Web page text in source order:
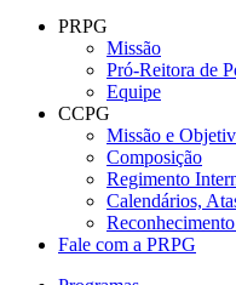
PRPG
Missão
Pró-Reitora de
Equipe
CCPG
Missão e
Composição
Regimento
Calendários,
Fale com a PRPG